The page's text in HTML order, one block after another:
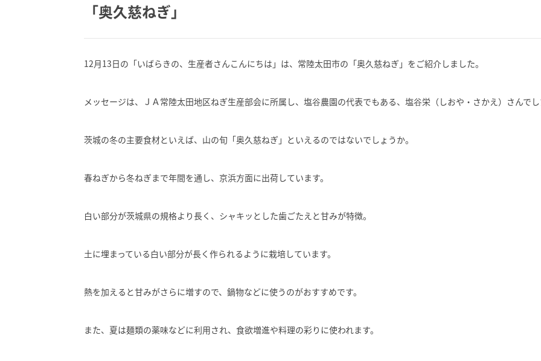
「奥久慈ねぎ」
12月13日の「いばらきの、生産者さんこんにちは」は、常陸太田市の「奥久慈ねぎ」をご紹介しました。
メッセージは、ＪＡ常陸太田地区ねぎ生産部会に所属し、塩谷農園の代表でもある、塩谷栄（しおや・さかえ）さんで
茨城の冬の主要食材といえば、山の旬「奥久慈ねぎ」といえるのではないでしょうか。
春ねぎから冬ねぎまで年間を通し、京浜方面に出荷しています。
白い部分が茨城県の規格より長く、シャキッとした歯ごたえと甘みが特徴。
土に埋まっている白い部分が長く作られるように栽培しています。
熱を加えると甘みがさらに増すので、鍋物などに使うのがおすすめです。
また、夏は麺類の薬味などに利用され、食欲増進や料理の彩りに使われます。